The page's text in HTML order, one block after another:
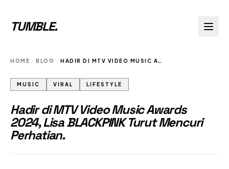
TUMBLE.
HOME BLOG HADIR DI MTV VIDEO MUSIC AWARDS 2024 LISA BLACKPINK TURUT MENCURI PERHATIAN
MUSIC VIRAL LIFESTYLE
Hadir di MTV Video Music Awards
2024, Lisa BLACKPINK Turut Mencuri
Perhatian.